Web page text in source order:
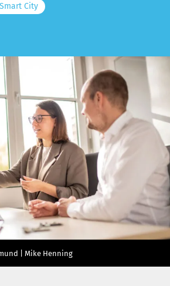
e.V.
Smart City
| Mike Henning